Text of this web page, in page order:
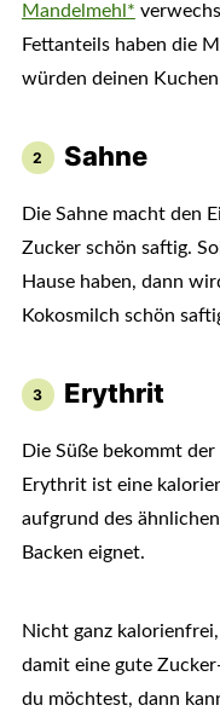
Mandelmehl*
Fettanteils haben die
würden deinen
Sahne
Die Sahne macht den
Zucker schön saftig.
Hause haben, dann
Kokosmilch schön
Erythrit
Die Süße bekommt
Erythrit ist eine
aufgrund des
Backen eignet.
Nicht ganz
damit eine gute
du möchtest, dann